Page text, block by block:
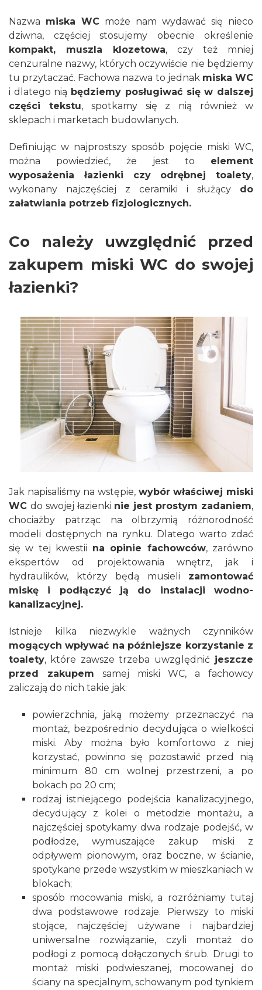
Nazwa miska WC może nam wydawać się nieco
dziwna, częściej stosujemy obecnie określenie
kompakt, muszla klozetowa, czy też mniej
cenzuralne nazwy, których oczywiście nie będziemy
tu przytaczać. Fachowa nazwa to jednak miska WC
i dlatego nią będziemy posługiwać się w dalszej
części tekstu, spotkamy się z nią również w
sklepach i marketach budowlanych.
Definiując w najprostszy sposób pojęcie miski WC,
można powiedzieć, że jest to element
wyposażenia łazienki czy odrębnej toalety,
wykonany najczęściej z ceramiki i służący do
załatwiania potrzeb fizjologicznych.
Co należy uwzględnić przed
zakupem miski WC do swojej
łazienki?
Jak napisaliśmy na wstępie, wybór właściwej miski
WC do swojej łazienki nie jest prostym zadaniem,
chociażby patrząc na olbrzymią różnorodność
modeli dostępnych na rynku. Dlatego warto zdać
się w tej kwestii na opinie fachowców, zarówno
ekspertów od projektowania wnętrz, jak i
hydraulików, którzy będą musieli zamontować
miskę i podłączyć ją do instalacji wodno-
kanalizacyjnej.
Istnieje kilka niezwykle ważnych czynników
mogących wpływać na późniejsze korzystanie z
toalety, które zawsze trzeba uwzględnićjeszcze
przed zakupem samej miski WC, a fachowcy
zaliczają do nich takie jak:
powierzchnia, jaką możemy przeznaczyć na
montaż, bezpośrednio decydująca o wielkości
miski. Aby można było komfortowo z niej
korzystać, powinno się pozostawić przed nią
minimum 80 cm wolnej przestrzeni, a po
bokach po 20 cm;
rodzaj istniejącego podejścia kanalizacyjnego,
decydujący z kolei o metodzie montażu, a
najczęściej spotykamy dwa rodzaje podejść, w
podłodze, wymuszające zakup miski z
odpływem pionowym, oraz boczne, w ścianie,
spotykane przede wszystkim w mieszkaniach w
blokach;
sposób mocowania miski, a rozróżniamy tutaj
dwa podstawowe rodzaje. Pierwszy to miski
stojące, najczęściej używane i najbardziej
uniwersalne rozwiązanie, czyli montaż do
podłogi z pomocą dołączonych śrub. Drugi to
montaż miski podwieszanej, mocowanej do
ściany na specjalnym, schowanym pod tynkiem